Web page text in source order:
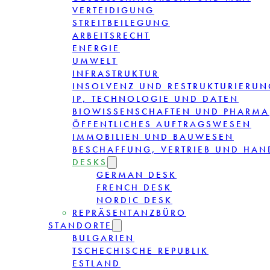
VERTEIDIGUNG
STREITBEILEGUNG
ARBEITSRECHT
ENERGIE
UMWELT
INFRASTRUKTUR
INSOLVENZ UND
IP, TECHNOLOGIE UND DATEN
BIOWISSENSCHAFTEN UND PHARMA
ÖFFENTLICHES AUFTRAGSWESEN
IMMOBILIEN UND BAUWESEN
BESCHAFFUNG, VERTRIEB UND
DESKS
GERMAN DESK
FRENCH DESK
NORDIC DESK
REPRÄSENTANZBÜRO
STANDORTE
BULGARIEN
TSCHECHISCHE REPUBLIK
ESTLAND